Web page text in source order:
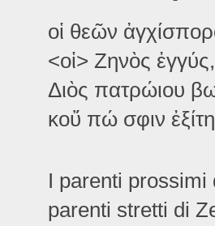
οἱ θεῶν
<οἱ> Ζηνὸς
Διὸς πατρώιου
κοὔ πώ σφιν
I parenti prossimi
parenti stretti di